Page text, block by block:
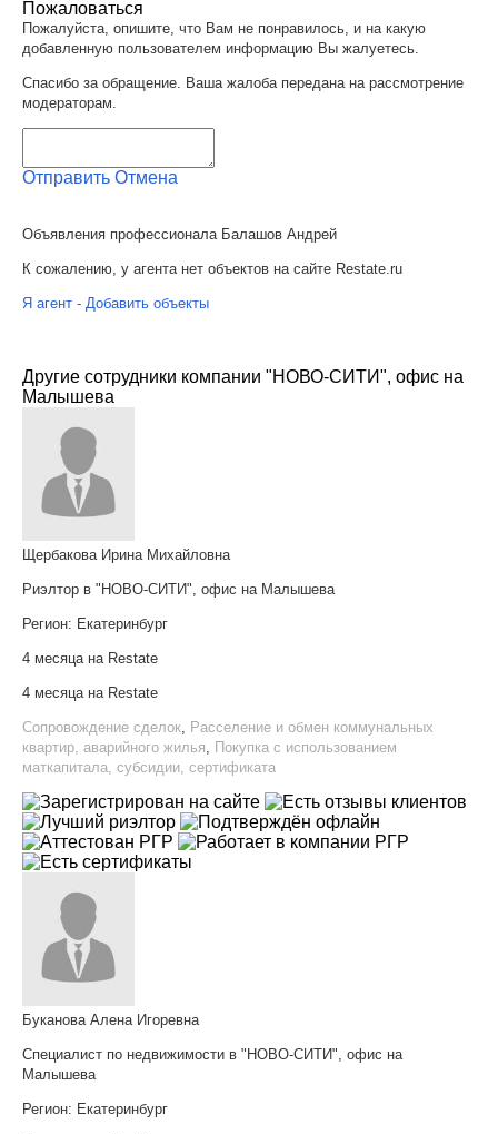
Пожаловаться
Пожалуйста, опишите, что Вам не понравилось, и на какую
добавленную пользователем информацию Вы жалуетесь.
Спасибо за обращение. Ваша жалоба передана на рассмотрение
модераторам.
Отправить Отмена
Объявления профессионала Балашов Андрей
К сожалению, у агента нет объектов на сайте Restate.ru
Я агент - Добавить объекты
Другие сотрудники компании "НОВО-СИТИ", офис на
Малышева
Щербакова Ирина Михайловна
Риэлтор в "НОВО-СИТИ", офис на Малышева
Регион: Екатеринбург
4 месяца на Restate
4 месяца на Restate
Сопровождение сделок, Расселение и обмен коммунальных
квартир, аварийного жилья, Покупка с использованием
маткапитала, субсидии, сертификата
Буканова Алена Игоревна
Специалист по недвижимости в "НОВО-СИТИ", офис на
Малышева
Регион: Екатеринбург